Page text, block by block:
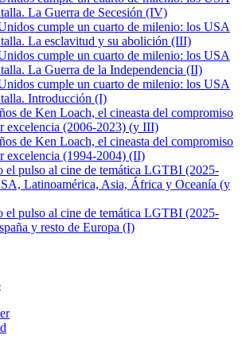
La Guerra de Secesión (IV)
cumple un cuarto de milenio: los USA
La esclavitud y su abolición (III)
cumple un cuarto de milenio: los USA
La Guerra de la Independencia (II)
cumple un cuarto de milenio: los USA
Introducción (I)
de Ken Loach, el cineasta del compromiso
excelencia (2006-2023) (y III)
de Ken Loach, el cineasta del compromiso
excelencia (1994-2004) (II)
el pulso al cine de temática LGTBI (2025-
Latinoamérica, Asia, África y Oceanía (y
el pulso al cine de temática LGTBI (2025-
y resto de Europa (I)